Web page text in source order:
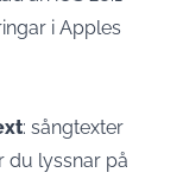
i Apples
: sångtexter
du lyssnar på